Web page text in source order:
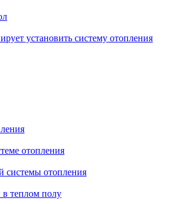
установить систему отопления
отопления
системы отопления
в теплом полу